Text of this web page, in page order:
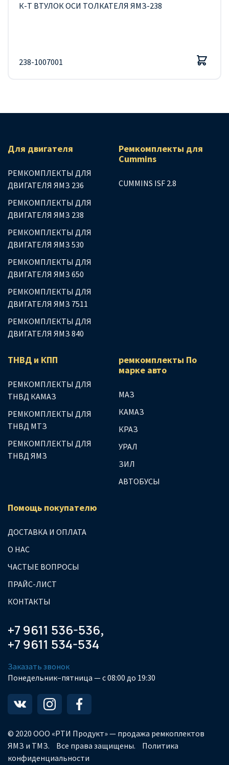
К-Т ВТУЛОК ОСИ ТОЛКАТЕЛЯ ЯМЗ-238
238-1007001
Для двигателя
РЕМКОМПЛЕКТЫ ДЛЯ
ДВИГАТЕЛЯ ЯМЗ 236
РЕМКОМПЛЕКТЫ ДЛЯ
ДВИГАТЕЛЯ ЯМЗ 238
РЕМКОМПЛЕКТЫ ДЛЯ
ДВИГАТЕЛЯ ЯМЗ 530
РЕМКОМПЛЕКТЫ ДЛЯ
ДВИГАТЕЛЯ ЯМЗ 650
РЕМКОМПЛЕКТЫ ДЛЯ
ДВИГАТЕЛЯ ЯМЗ 7511
РЕМКОМПЛЕКТЫ ДЛЯ
ДВИГАТЕЛЯ ЯМЗ 840
Ремкомплекты для
Сummins
CUMMINS ISF 2.8
ТНВД и КПП
РЕМКОМПЛЕКТЫ ДЛЯ
ТНВД КАМАЗ
РЕМКОМПЛЕКТЫ ДЛЯ
ТНВД МТЗ
РЕМКОМПЛЕКТЫ ДЛЯ
ТНВД ЯМЗ
ремкомплекты По
марке авто
МАЗ
КАМАЗ
КРАЗ
УРАЛ
ЗИЛ
АВТОБУСЫ
Помощь покупателю
ДОСТАВКА И ОПЛАТА
О НАС
ЧАСТЫЕ ВОПРОСЫ
ПРАЙС-ЛИСТ
КОНТАКТЫ
+7 9611 536-536,
+7 9611 534-534
Заказать звонок
Понедельник–пятница — с 08:00 до 19:30
© 2020 ООО «РТИ Продукт» — продажа ремкоплектов
ЯМЗ и ТМЗ.
Все права защищены.
Политика
конфиденциальности